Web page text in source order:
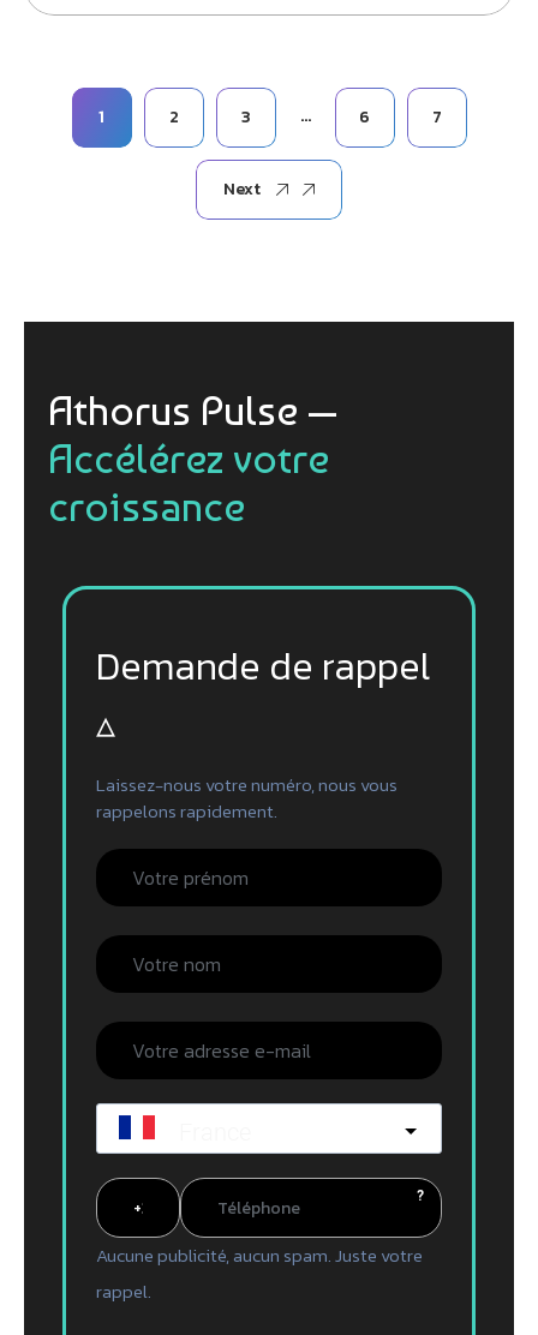
1 2 3 … 6 7
Next
Athorus Pulse —
Accélérez votre
croissance
Demande de rappel
▵
Laissez-nous votre numéro, nous vous
rappelons rapidement.
?
Aucune publicité, aucun spam. Juste votre
rappel.